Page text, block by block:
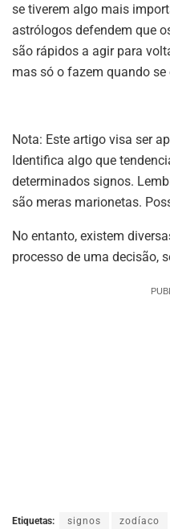
se tiverem algo mais
astrólogos defendem que
são rápidos a agir para
mas só o fazem quando
Nota: Este artigo visa ser
Identifica algo que
determinados signos.
são meras marionetas.
No entanto, existem
processo de uma decisão,
Etiquetas: signos zodíaco